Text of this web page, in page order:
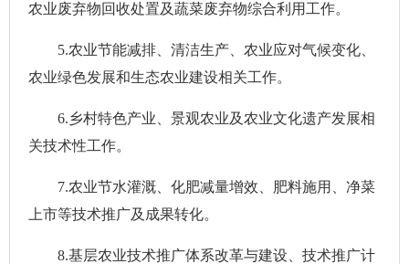
农业废弃物回收处置及蔬菜废弃物综合利用工作。
5.农业节能减排、清洁生产、农业应对气候变化、
农业绿色发展和生态农业建设相关工作。
6.乡村特色产业、景观农业及农业文化遗产发展相
关技术性工作。
7.农业节水灌溉、化肥减量增效、肥料施用、净菜
上市等技术推广及成果转化。
8.基层农业技术推广体系改革与建设、技术推广计